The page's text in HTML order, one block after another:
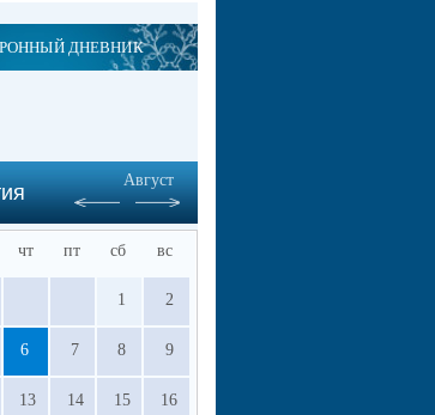
ДНЕВНИК
Август
чт пт сб вс
1 2
6 7 8 9
13 14 15 16